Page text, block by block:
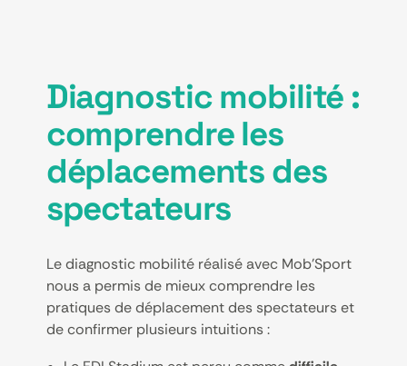
Diagnostic mobilité :
comprendre les
déplacements des
spectateurs
Le diagnostic mobilité réalisé avec Mob’Sport
nous a permis de mieux comprendre les
pratiques de déplacement des spectateurs et
de confirmer plusieurs intuitions :